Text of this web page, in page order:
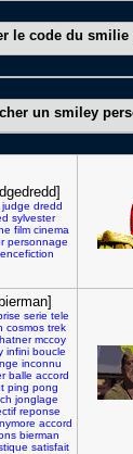
le code du smilie
un smiley
judge dredd
sylvester
film cinema
personnage
serie tele
cosmos trek
mccoy
infini boucle
inconnu
balle accord
ping pong
jonglage
reponse
accord
bierman
satisfait